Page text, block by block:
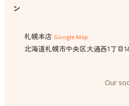
札幌本店 Google Map
北海道札幌市中央区大通西1丁
Our